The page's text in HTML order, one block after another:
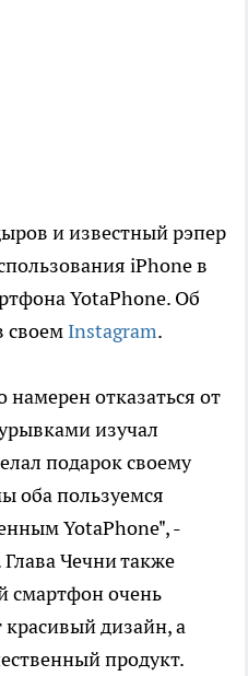
и известный рэпер
iPhone в
YotaPhone. Об
своем Instagram.
намерен отказаться от
изучал
подарок своему
оба пользуемся
YotaPhone", -
Чечни также
смартфон очень
красивый дизайн, а
продукт.